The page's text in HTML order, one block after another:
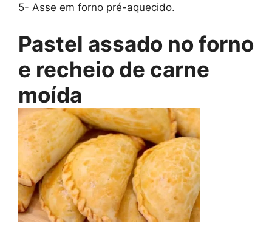
5- Asse em forno pré-aquecido.
Pastel assado no forno
e recheio de carne
moída